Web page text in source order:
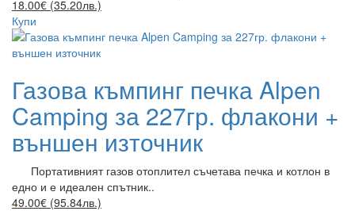
18.00€ (35.20лв.)
Купи
Газова къмпинг печка Alpen
Camping за 227гр. флакони +
външен източник
Портативният газов отоплител съчетава печка и котлон в
едно и е идеален спътник..
49.00€ (95.84лв.)